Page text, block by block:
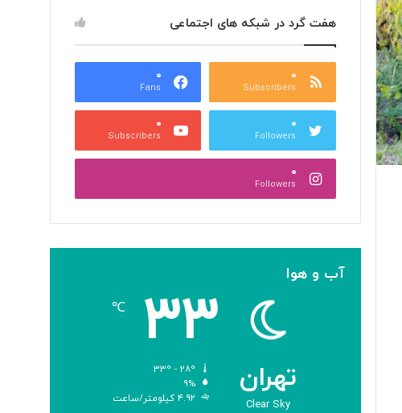
هفت گرد در شبکه های اجتماعی
۰
Subscribers
۰
Fans
۰
Followers
۰
Subscribers
۰
Followers
آب و هوا
تهران
Clear Sky
۳۳ ℃
۹%
۴.۹۲ کیلومتر/ساعت